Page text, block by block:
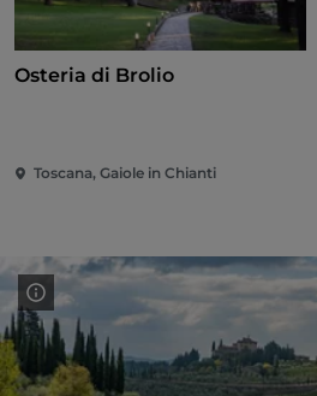
Osteria di Brolio
Toscana, Gaiole in Chianti